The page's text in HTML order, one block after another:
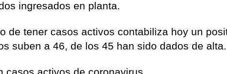
ingresados en planta.
de tener casos activos contabiliza hoy un
suben a 46, de los 45 han sido dados de alta.
casos activos de coronavirus.